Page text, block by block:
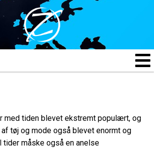
med tiden blevet ekstremt populært, og
tøj og mode også blevet enormt og
måske også en anelse